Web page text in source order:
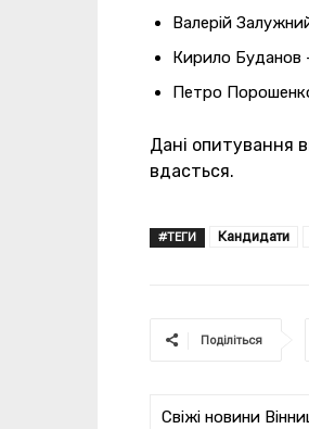
Валерій
Кирило Буданов
Петро
Дані опитування
вдасться.
#ТЕГИ Кандидати
Поділіться
Свіжі новини